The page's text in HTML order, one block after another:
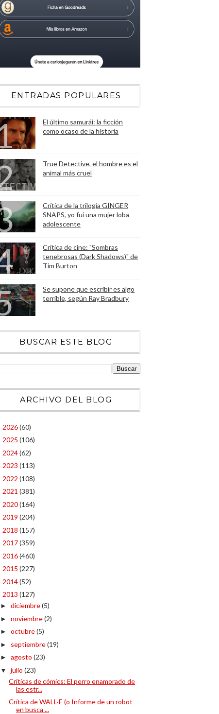
ENTRADAS POPULARES
El último samurái: la ficción
como ocaso de la historia
True Detective, el hombre es el
animal más cruel
Crítica de la trilogía GINGER
SNAPS, yo fui una mujer loba
adolescente
Crítica de cine: "Sombras
tenebrosas (Dark Shadows)" de
Tim Burton
Se supone que escribir es algo
terrible, según Ray Bradbury
BUSCAR ESTE BLOG
ARCHIVO DEL BLOG
2026(60)
2025 (106)
2024(62)
2023 (113)
2022 (108)
2021 (381)
2020(164)
2019 (204)
2018 (157)
2017(359)
2016(460)
2015 (227)
2014(52)
2013 (127)
► diciembre(5)
► noviembre(2)
► octubre(5)
► septiembre(19)
► agosto (23)
▼ julio (23)
Críticas de cómics: El perro enamorado de
las estr...
Crítica de WALL·E (o Informe de un robot
en busca ...